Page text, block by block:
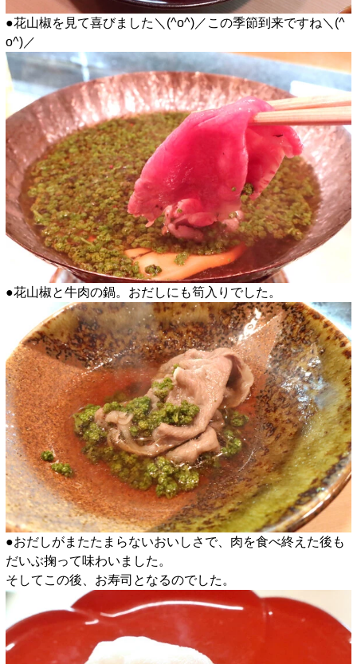
●花山椒を見て喜びました＼(^o^)／この季節到来ですね＼(^
o^)／
●花山椒と牛肉の鍋。おだしにも筍入りでした。
●おだしがまたたまらないおいしさで、肉を食べ終えた後も
だいぶ掬って味わいました。
そしてこの後、お寿司となるのでした。